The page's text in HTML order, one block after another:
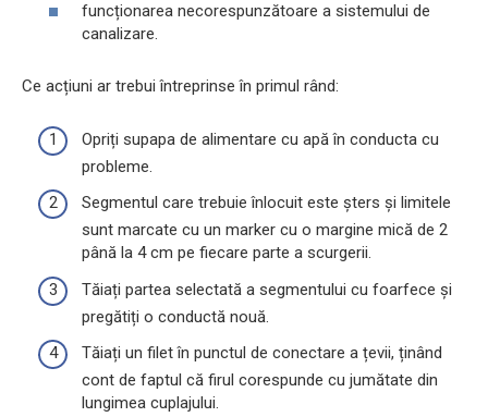
funcționarea necorespunzătoare a sistemului de
canalizare.
Ce acțiuni ar trebui întreprinse în primul rând:
Opriți supapa de alimentare cu apă în conducta cu
probleme.
Segmentul care trebuie înlocuit este șters și limitele
sunt marcate cu un marker cu o margine mică de 2
până la 4 cm pe fiecare parte a scurgerii.
Tăiați partea selectată a segmentului cu foarfece și
pregătiți o conductă nouă.
Tăiați un filet în punctul de conectare a țevii, ținând
cont de faptul că firul corespunde cu jumătate din
lungimea cuplajului.